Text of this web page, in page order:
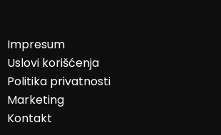
Impresum
Uslovi korišćenja
Politika privatnosti
Marketing
Kontakt